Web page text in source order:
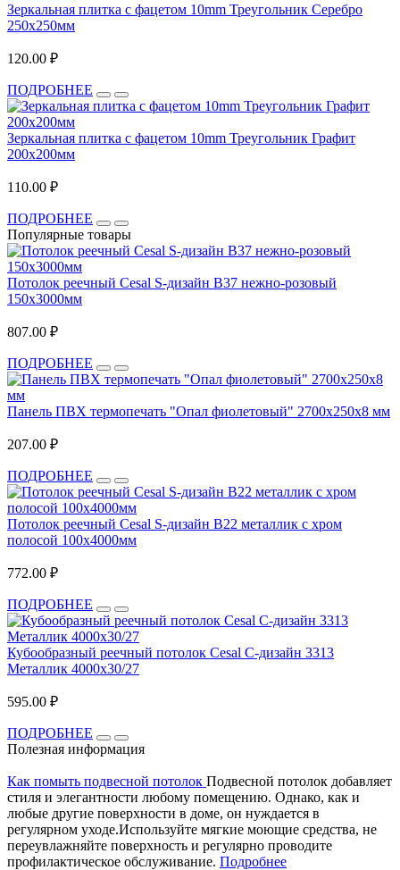
Зеркальная плитка с фацетом 10mm Треугольник Серебро
250х250мм
120.00 ₽
ПОДРОБНЕЕ
Зеркальная плитка с фацетом 10mm Треугольник Графит
200х200мм
110.00 ₽
ПОДРОБНЕЕ
Популярные товары
Потолок реечный Cesal S-дизайн В37 нежно-розовый
150х3000мм
807.00 ₽
ПОДРОБНЕЕ
Панель ПВХ термопечать "Опал фиолетовый" 2700x250x8 мм
207.00 ₽
ПОДРОБНЕЕ
Потолок реечный Cesal S-дизайн B22 металлик с хром
полосой 100х4000мм
772.00 ₽
ПОДРОБНЕЕ
Кубообразный реечный потолок Cesal C-дизайн 3313
Металлик 4000х30/27
595.00 ₽
ПОДРОБНЕЕ
Полезная информация
Как помыть подвесной потолок Подвесной потолок добавляет
стиля и элегантности любому помещению. Однако, как и
любые другие поверхности в доме, он нуждается в
регулярном уходе.Используйте мягкие моющие средства, не
переувлажняйте поверхность и регулярно проводите
профилактическое обслуживание. Подробнее